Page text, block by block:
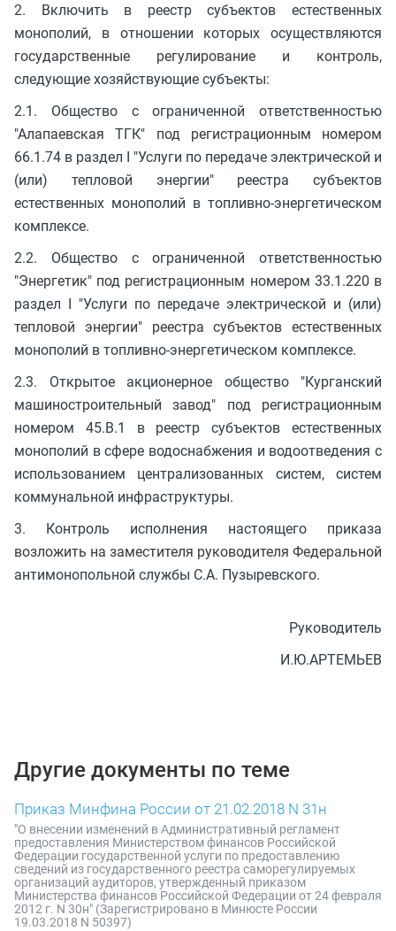
2. Включить в реестр субъектов естественных
монополий, в отношении которых осуществляются
государственные регулирование и контроль,
следующие хозяйствующие субъекты:
2.1. Общество с ограниченной ответственностью
"Алапаевская ТГК" под регистрационным номером
66.1.74 в раздел I "Услуги по передаче электрической и
(или) тепловой энергии" реестра субъектов
естественных монополий в топливно-энергетическом
комплексе.
2.2. Общество с ограниченной ответственностью
"Энергетик" под регистрационным номером 33.1.220 в
раздел I "Услуги по передаче электрической и (или)
тепловой энергии" реестра субъектов естественных
монополий в топливно-энергетическом комплексе.
2.3. Открытое акционерное общество "Курганский
машиностроительный завод" под регистрационным
номером 45.В.1 в реестр субъектов естественных
монополий в сфере водоснабжения и водоотведения с
использованием централизованных систем, систем
коммунальной инфраструктуры.
3. Контроль исполнения настоящего приказа
возложить на заместителя руководителя Федеральной
антимонопольной службы С.А. Пузыревского.
Руководитель
И.Ю.АРТЕМЬЕВ
Другие документы по теме
Приказ Минфина России от 21.02.2018 N 31н
"О внесении изменений в Административный регламент
предоставления Министерством финансов Российской
Федерации государственной услуги по предоставлению
сведений из государственного реестра саморегулируемых
организаций аудиторов, утвержденный приказом
Министерства финансов Российской Федерации от 24 февраля
2012 г. N 30н" (Зарегистрировано в Минюсте России
19.03.2018 N 50397)